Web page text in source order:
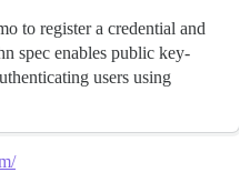
to register a credential and
spec enables public key-
users using